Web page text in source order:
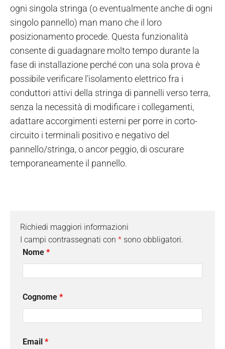
ogni singola stringa (o eventualmente anche di ogni
singolo pannello) man mano che il loro
posizionamento procede. Questa funzionalità
consente di guadagnare molto tempo durante la
fase di installazione perché con una sola prova è
possibile verificare l’isolamento elettrico fra i
conduttori attivi della stringa di pannelli verso terra,
senza la necessità di modificare i collegamenti,
adattare accorgimenti esterni per porre in corto-
circuito i terminali positivo e negativo del
pannello/stringa, o ancor peggio, di oscurare
temporaneamente il pannello.
Richiedi maggiori informazioni
I campi contrassegnati con * sono obbligatori.
Nome *
Cognome *
Email *